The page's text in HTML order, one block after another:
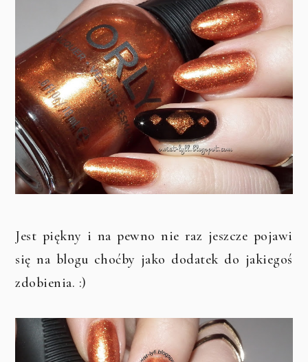
Jest piękny i na pewno nie raz jeszcze pojawi
się na blogu choćby jako dodatek do jakiegoś
zdobienia. :)